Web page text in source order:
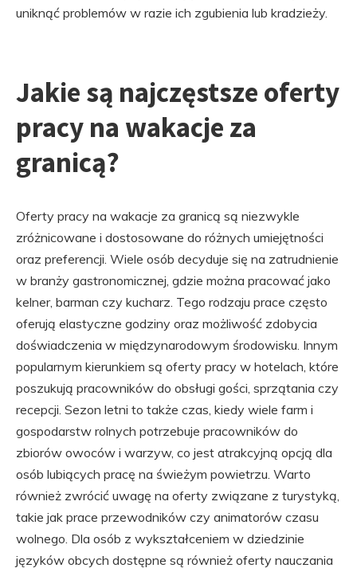
uniknąć problemów w razie ich zgubienia lub kradzieży.
Jakie są najczęstsze oferty
pracy na wakacje za
granicą?
Oferty pracy na wakacje za granicą są niezwykle
zróżnicowane i dostosowane do różnych umiejętności
oraz preferencji. Wiele osób decyduje się na zatrudnienie
w branży gastronomicznej, gdzie można pracować jako
kelner, barman czy kucharz. Tego rodzaju prace często
oferują elastyczne godziny oraz możliwość zdobycia
doświadczenia w międzynarodowym środowisku. Innym
popularnym kierunkiem są oferty pracy w hotelach, które
poszukują pracowników do obsługi gości, sprzątania czy
recepcji. Sezon letni to także czas, kiedy wiele farm i
gospodarstw rolnych potrzebuje pracowników do
zbiorów owoców i warzyw, co jest atrakcyjną opcją dla
osób lubiących pracę na świeżym powietrzu. Warto
również zwrócić uwagę na oferty związane z turystyką,
takie jak prace przewodników czy animatorów czasu
wolnego. Dla osób z wykształceniem w dziedzinie
języków obcych dostępne są również oferty nauczania